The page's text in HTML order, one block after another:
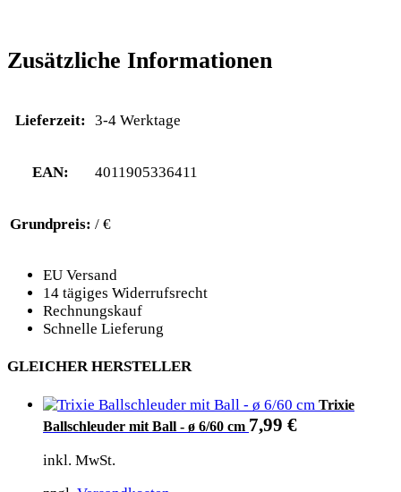
Zusätzliche Informationen
Lieferzeit: 3-4 Werktage
EAN: 4011905336411
Grundpreis: / €
EU Versand
14 tägiges Widerrufsrecht
Rechnungskauf
Schnelle Lieferung
GLEICHER HERSTELLER
Trixie
Ballschleuder mit Ball - ø 6/60 cm 7,99 €
inkl. MwSt.